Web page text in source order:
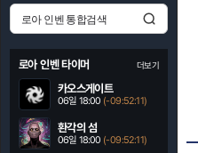
로아 인벤 타이머 더보기
카오스게이트
06일 18:00 (-09:52:10)
환각의 섬
06일 18:00 (-09:52:10)